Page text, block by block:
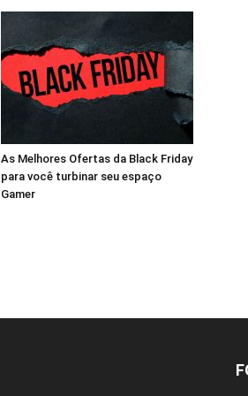
As Melhores Ofertas da Black Friday
para você turbinar seu espaço
Gamer